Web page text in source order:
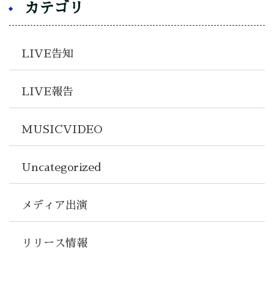
カテゴリ
LIVE告知
LIVE報告
MUSICVIDEO
Uncategorized
メディア出演
リリース情報